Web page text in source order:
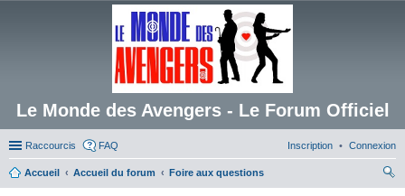
Le Monde des Avengers - Le Forum Officiel
Raccourcis FAQ Connexion
Inscription
Accueil Accueil du forum
Foire aux questions